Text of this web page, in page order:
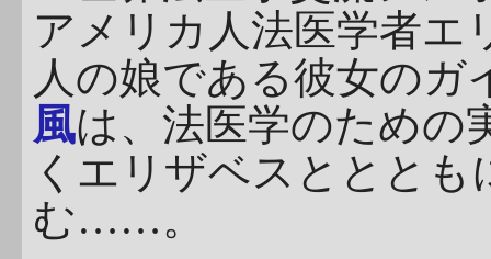
アメリカ人法医学者エ
人の娘である彼女のガ
風は、法医学のための
くエリザベスとととも
む……。